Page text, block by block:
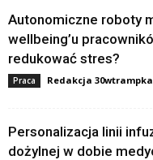
Autonomiczne roboty
wellbeing’u
redukować stres?
Praca Redakcja
Personalizacja linii
dożylnej w dobie